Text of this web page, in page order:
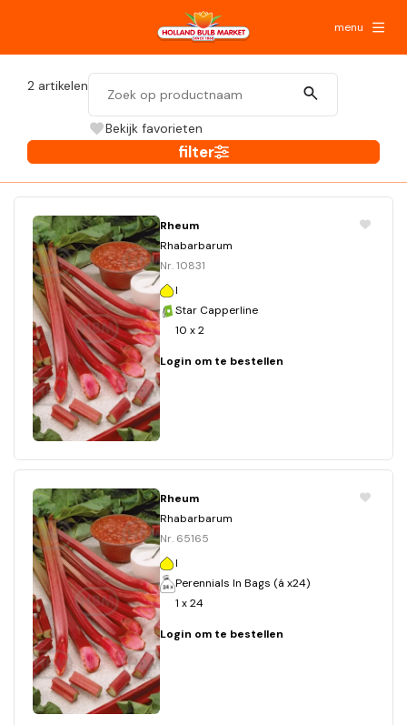
menu
2 artikelen
Bekijk favorieten
filter
Rheum
Rhabarbarum
Nr. 10831
I
Star Capperline
10 x 2
Login om te bestellen
Rheum
Rhabarbarum
Nr. 65165
I
Perennials In Bags (á x24)
1 x 24
Login om te bestellen